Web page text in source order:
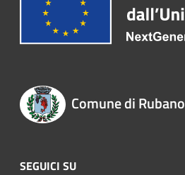
Comune di Rubano
SEGUICI SU